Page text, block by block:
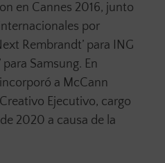
en Cannes 2016, junto
por
Rembrandt’ para ING
para Samsung. En
a McCann
Ejecutivo, cargo
2020 a causa de la